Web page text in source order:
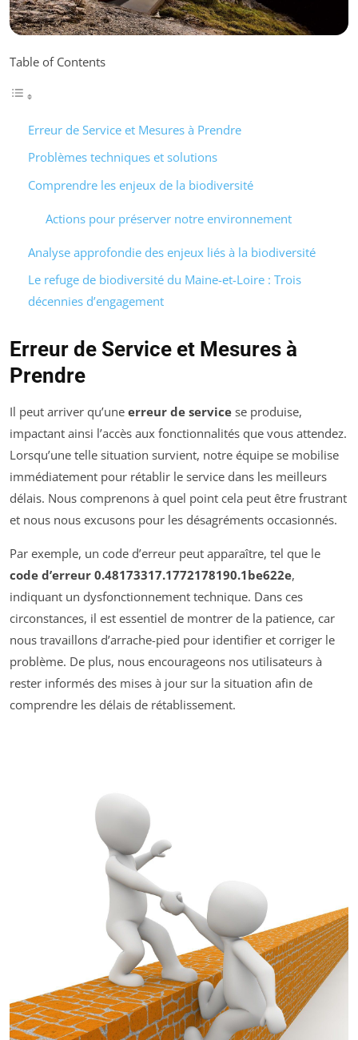
Table of Contents
Erreur de Service et Mesures à Prendre
Problèmes techniques et solutions
Comprendre les enjeux de la biodiversité
Actions pour préserver notre environnement
Analyse approfondie des enjeux liés à la biodiversité
Le refuge de biodiversité du Maine-et-Loire : Trois
décennies d’engagement
Erreur de Service et Mesures à
Prendre
Il peut arriver qu’une erreur de service se produise,
impactant ainsi l’accès aux fonctionnalités que vous attendez.
Lorsqu’une telle situation survient, notre équipe se mobilise
immédiatement pour rétablir le service dans les meilleurs
délais. Nous comprenons à quel point cela peut être frustrant
et nous nous excusons pour les désagréments occasionnés.
Par exemple, un code d’erreur peut apparaître, tel que le
code d’erreur 0.48173317.1772178190.1be622e,
indiquant un dysfonctionnement technique. Dans ces
circonstances, il est essentiel de montrer de la patience, car
nous travaillons d’arrache-pied pour identifier et corriger le
problème. De plus, nous encourageons nos utilisateurs à
rester informés des mises à jour sur la situation afin de
comprendre les délais de rétablissement.